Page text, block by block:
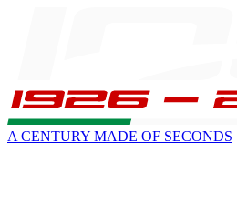
A CENTURY MADE OF SECONDS